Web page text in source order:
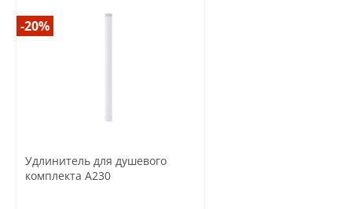
-20%
Удлинитель для душевого
комплекта A230